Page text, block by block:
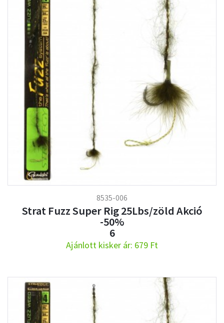
8535-006
Strat Fuzz Super Rig 25Lbs/zöld Akció
-50%
6
Ajánlott kisker ár: 679 Ft